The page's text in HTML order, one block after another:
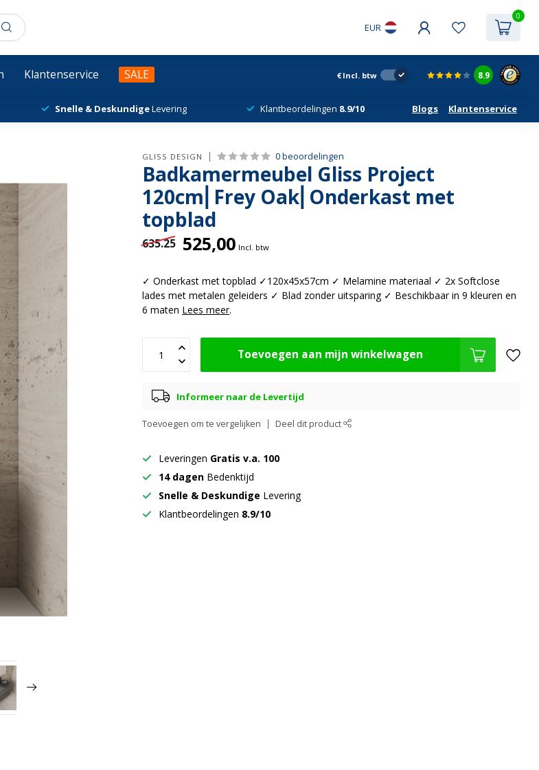
EUR
0
Klantenservice SALE € Incl. btw 8.9
Snelle & DeskundigeLevering Klantbeordelingen 8.9/10 Blogs Klantenservice
GLISS DESIGN 0 beoordelingen
Badkamermeubel Gliss Project
120cm⎢Frey Oak⎢Onderkast met
topblad
635.25 525,00 Incl. btw
✓ Onderkast met topblad ✓120x45x57cm ✓ Melamine materiaal ✓ 2x Softclose
lades met metalen geleiders ✓ Blad zonder uitsparing ✓ Beschikbaar in 9 kleuren en
6 maten Lees meer.
Toevoegen aan mijn winkelwagen
Informeer naar de Levertijd
Toevoegen om te vergelijken Deel dit product
Leveringen Gratis v.a. 100
14 dagen Bedenktijd
Snelle & Deskundige Levering
Klantbeordelingen 8.9/10